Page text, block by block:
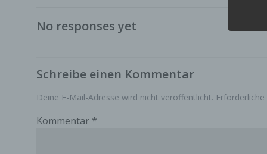
No responses yet
Schreibe einen Kommentar
Deine E-Mail-Adresse wird nicht veröffentlicht.
Kommentar *
b)